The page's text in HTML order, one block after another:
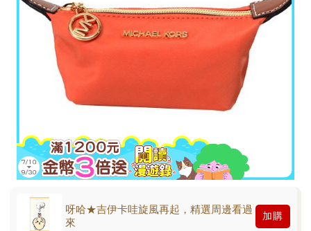
呀哈★吉伊卡哇旋風再起，精選周邊看過
來
加購